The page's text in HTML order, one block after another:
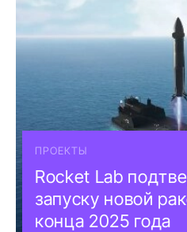
ПРОЕКТЫ
Rocket Lab
запуску новой
конца 2025 года